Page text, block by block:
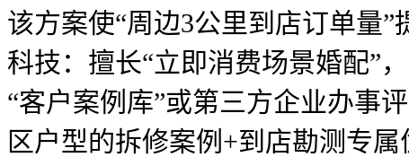
该方案使“周边3公里到店订单量”
科技：擅长“立即消费场景婚配”
“客户案例库”或第三方企业办事
区户型的拆修案例+到店勘测专